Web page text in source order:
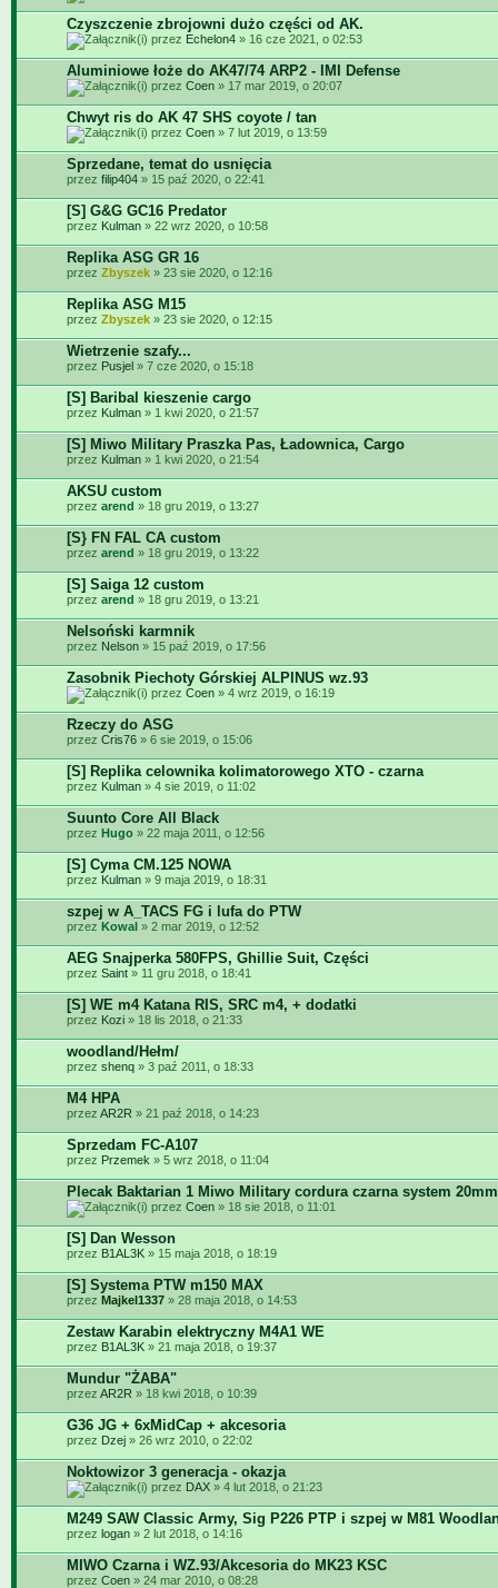
Czyszczenie zbrojowni dużo części od AK.
przez Echelon4 » 16 cze 2021, o 02:53
Aluminiowe łoże do AK47/74 ARP2 - IMI Defense
przez Coen » 17 mar 2019, o 20:07
Chwyt ris do AK 47 SHS coyote / tan
przez Coen » 7 lut 2019, o 13:59
Sprzedane, temat do usnięcia
przez filip404 » 15 paź 2020, o 22:41
[S] G&G GC16 Predator
przez Kulman » 22 wrz 2020, o 10:58
Replika ASG GR 16
przez Zbyszek » 23 sie 2020, o 12:16
Replika ASG M15
przez Zbyszek » 23 sie 2020, o 12:15
Wietrzenie szafy...
przez Pusjel » 7 cze 2020, o 15:18
[S] Baribal kieszenie cargo
przez Kulman » 1 kwi 2020, o 21:57
[S] Miwo Military Praszka Pas, Ładownica, Cargo
przez Kulman » 1 kwi 2020, o 21:54
AKSU custom
przez arend » 18 gru 2019, o 13:27
[S} FN FAL CA custom
przez arend » 18 gru 2019, o 13:22
[S] Saiga 12 custom
przez arend » 18 gru 2019, o 13:21
Nelsoński karmnik
przez Nelson » 15 paź 2019, o 17:56
Zasobnik Piechoty Górskiej ALPINUS wz.93
przez Coen » 4 wrz 2019, o 16:19
Rzeczy do ASG
przez Cris76 » 6 sie 2019, o 15:06
[S] Replika celownika kolimatorowego XTO - czarna
przez Kulman » 4 sie 2019, o 11:02
Suunto Core All Black
przez Hugo » 22 maja 2011, o 12:56
[S] Cyma CM.125 NOWA
przez Kulman » 9 maja 2019, o 18:31
szpej w A_TACS FG i lufa do PTW
przez Kowal » 2 mar 2019, o 12:52
AEG Snajperka 580FPS, Ghillie Suit, Części
przez Saint » 11 gru 2018, o 18:41
[S] WE m4 Katana RIS, SRC m4, + dodatki
przez Kozi » 18 lis 2018, o 21:33
woodland/Hełm/
przez shenq » 3 paź 2011, o 18:33
M4 HPA
przez AR2R » 21 paź 2018, o 14:23
Sprzedam FC-A107
przez Przemek » 5 wrz 2018, o 11:04
Plecak Baktarian 1 Miwo Military cordura czarna system 20mm
przez Coen » 18 sie 2018, o 11:01
[S] Dan Wesson
przez B1AL3K » 15 maja 2018, o 18:19
[S] Systema PTW m150 MAX
przez Majkel1337 » 28 maja 2018, o 14:53
Zestaw Karabin elektryczny M4A1 WE
przez B1AL3K » 21 maja 2018, o 19:37
Mundur "ŻABA"
przez AR2R » 18 kwi 2018, o 10:39
G36 JG + 6xMidCap + akcesoria
przez Dzej » 26 wrz 2010, o 22:02
Noktowizor 3 generacja - okazja
przez DAX » 4 lut 2018, o 21:23
M249 SAW Classic Army, Sig P226 PTP i szpej w M81
przez logan » 2 lut 2018, o 14:16
MIWO Czarna i WZ.93/Akcesoria do MK23 KSC
przez Coen » 24 mar 2010, o 08:28